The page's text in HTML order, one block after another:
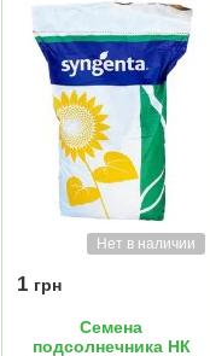
Нет в наличии
1 грн
Семена
подсолнечника НК